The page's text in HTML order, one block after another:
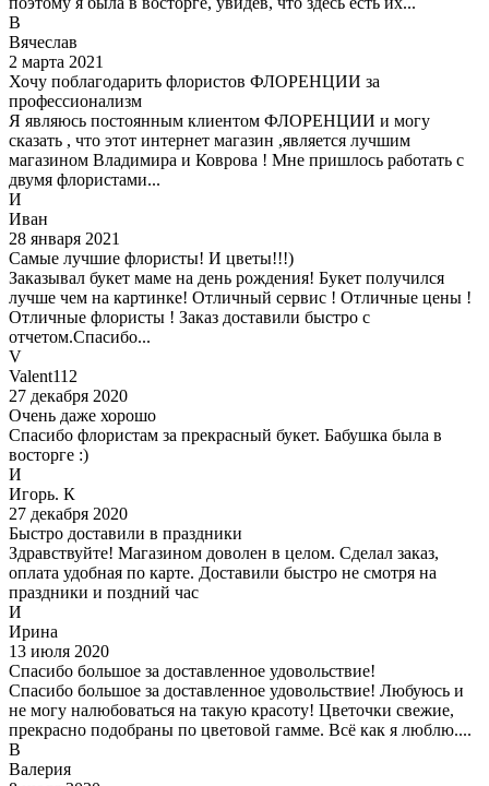
В
Вячеслав
2 марта 2021
Хочу поблагодарить флористов ФЛОРЕНЦИИ за
профессионализм
Я являюсь постоянным клиентом ФЛОРЕНЦИИ и могу
сказать , что этот интернет магазин ,является лучшим
магазином Владимира и Коврова ! Мне пришлось работать с
двумя флористами...
И
Иван
28 января 2021
Самые лучшие флористы! И цветы!!!)
Заказывал букет маме на день рождения! Букет получился
лучше чем на картинке! Отличный сервис ! Отличные цены !
Отличные флористы ! Заказ доставили быстро с
отчетом.Спасибо...
V
Valent112
27 декабря 2020
Очень даже хорошо
Спасибо флористам за прекрасный букет. Бабушка была в
восторге :)
И
Игорь. К
27 декабря 2020
Быстро доставили в праздники
Здравствуйте! Магазином доволен в целом. Сделал заказ,
оплата удобная по карте. Доставили быстро не смотря на
праздники и поздний час
И
Ирина
13 июля 2020
Спасибо большое за доставленное удовольствие!
Спасибо большое за доставленное удовольствие! Любуюсь и
не могу налюбоваться на такую красоту! Цветочки свежие,
прекрасно подобраны по цветовой гамме. Всё как я люблю....
В
Валерия